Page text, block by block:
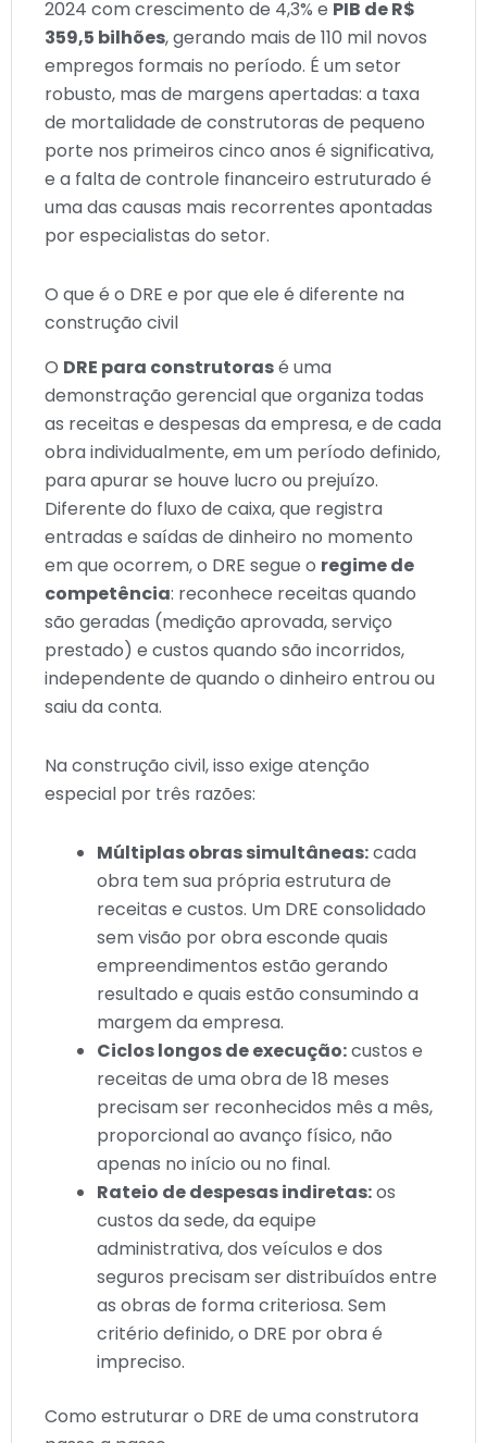
2024 com crescimento de 4,3% e PIB de R$
359,5 bilhões, gerando mais de 110 mil novos
empregos formais no período. É um setor
robusto, mas de margens apertadas: a taxa
de mortalidade de construtoras de pequeno
porte nos primeiros cinco anos é significativa,
e a falta de controle financeiro estruturado é
uma das causas mais recorrentes apontadas
por especialistas do setor.
O que é o DRE e por que ele é diferente na
construção civil
O DRE para construtorasé uma
demonstração gerencial que organiza todas
as receitas e despesas da empresa, e de cada
obra individualmente, em um período definido,
para apurar se houve lucro ou prejuízo.
Diferente do fluxo de caixa, que registra
entradas e saídas de dinheiro no momento
em que ocorrem, o DRE segue o regime de
competência: reconhece receitas quando
são geradas (medição aprovada, serviço
prestado) e custos quando são incorridos,
independente de quando o dinheiro entrou ou
saiu da conta.
Na construção civil, isso exige atenção
especial por três razões:
Múltiplas obras simultâneas:cada
obra tem sua própria estrutura de
receitas e custos. Um DRE consolidado
sem visão por obra esconde quais
empreendimentos estão gerando
resultado e quais estão consumindo a
margem da empresa.
Ciclos longos de execução:custos e
receitas de uma obra de 18 meses
precisam ser reconhecidos mês a mês,
proporcional ao avanço físico, não
apenas no início ou no final.
Rateio de despesas indiretas:os
custos da sede, da equipe
administrativa, dos veículos e dos
seguros precisam ser distribuídos entre
as obras de forma criteriosa. Sem
critério definido, o DRE por obra é
impreciso.
Como estruturar o DRE de uma construtora